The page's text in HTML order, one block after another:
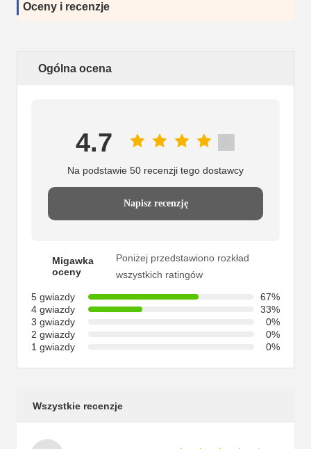
Oceny i recenzje
Ogólna ocena
4.7
Na podstawie 50 recenzji tego dostawcy
Napisz recenzję
Migawka
oceny
Poniżej przedstawiono rozkład
wszystkich ratingów
5 gwiazdy
67%
4 gwiazdy
33%
3 gwiazdy
0%
2 gwiazdy
0%
1 gwiazdy
0%
Wszystkie recenzje